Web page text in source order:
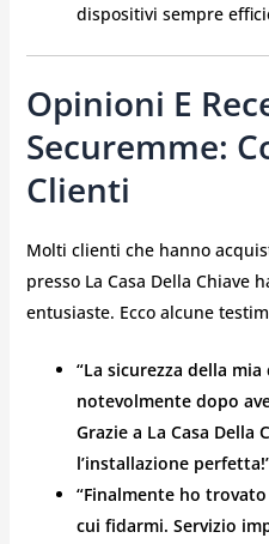
dispositivi sempre
Opinioni E
Securemme:
Clienti
Molti clienti che hanno
presso La Casa Della Chiave
entusiaste. Ecco alcune
“La sicurezza della
notevolmente dopo
Grazie a La Casa Della
l’installazione
“Finalmente ho
cui fidarmi. Servizio